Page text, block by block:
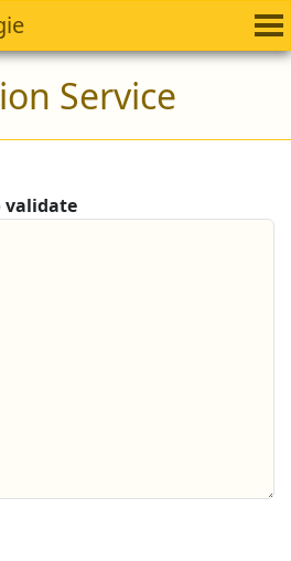
Service
validate